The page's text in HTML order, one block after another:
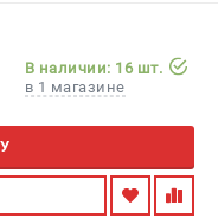
В наличии: 16 шт.
в 1 магазине